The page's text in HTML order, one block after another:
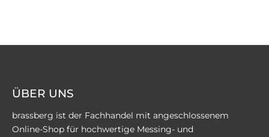
ÜBER UNS
brassberg ist der Fachhandel mit angeschlossenem
Online-Shop für hochwertige Messing- und